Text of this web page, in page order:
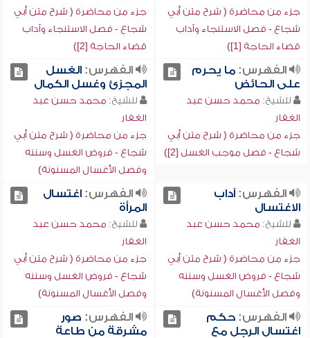
جزء من محاضرة ( شرح متن أبي
شجاع - فصل الاستنجاء وآداب
قضاء الحاجة [1])
جزء من محاضرة ( شرح متن أبي
شجاع - فصل الاستنجاء وآداب
قضاء الحاجة [2])
الفهرس:ما يحرم
على الحائض
للشيخ: محمد حسن عبد
الغفار
جزء من محاضرة ( شرح متن أبي
شجاع - فصل موجب الغسل [2])
الفهرس:الغسل
المجزئ وغسل الكمال
للشيخ: محمد حسن عبد
الغفار
جزء من محاضرة ( شرح متن أبي
شجاع - فروض الغسل وسننه
وفصل الأغسال المسنونة)
الفهرس:آداب
الاغتسال
للشيخ: محمد حسن عبد
الغفار
جزء من محاضرة ( شرح متن أبي
شجاع - فروض الغسل وسننه
وفصل الأغسال المسنونة)
الفهرس:اغتسال
المرأة
للشيخ: محمد حسن عبد
الغفار
جزء من محاضرة ( شرح متن أبي
شجاع - فروض الغسل وسننه
وفصل الأغسال المسنونة)
الفهرس:حكم
اغتسال الرجل مع
الفهرس: صور
مشرقة من طاعة